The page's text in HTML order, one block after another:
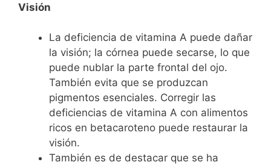
Visión
La deficiencia de vitamina A puede dañar
la visión; la córnea puede secarse, lo que
puede nublar la parte frontal del ojo.
También evita que se produzcan
pigmentos esenciales. Corregir las
deficiencias de vitamina A con alimentos
ricos en betacaroteno puede restaurar la
visión.
También es de destacar que se ha